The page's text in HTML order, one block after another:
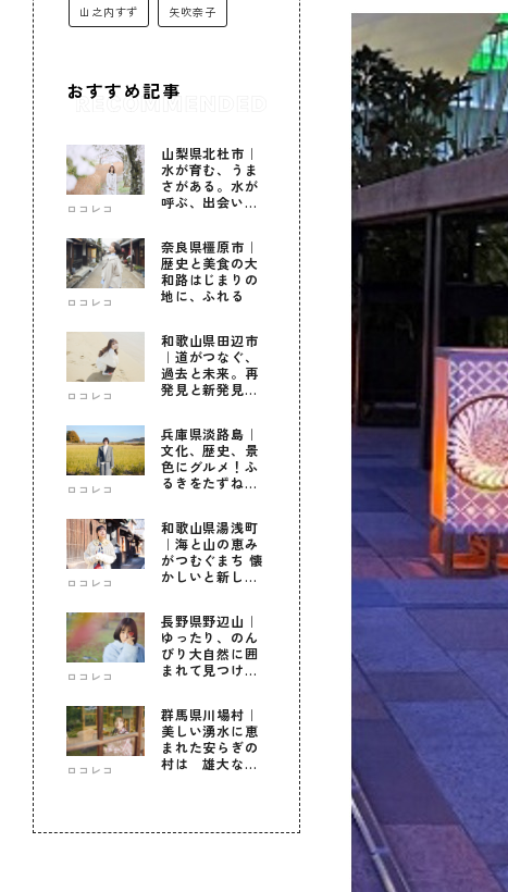
山之内すず 矢吹奈子
おすすめ記事
ロコレコ
山梨県北杜市｜
水が育む、うま
さがある。水が
呼ぶ、出会いが
ロコレコ
奈良県橿原市｜
歴史と美食の大
和路はじまりの
地に、ふれる
ロコレコ
和歌山県田辺市
｜道がつなぐ、
過去と未来。再
発見と新発見の
ロコレコ
兵庫県淡路島｜
文化、歴史、景
色にグルメ！ふ
るきをたずねて
ロコレコ
和歌山県湯浅町
｜海と山の恵み
がつむぐまち 懐
かしいと新しい
ロコレコ
長野県野辺山｜
ゆったり、のん
びり大自然に囲
まれて見つけ
ロコレコ
群馬県川場村｜
美しい湧水に恵
まれた安らぎの
村は 雄大な自